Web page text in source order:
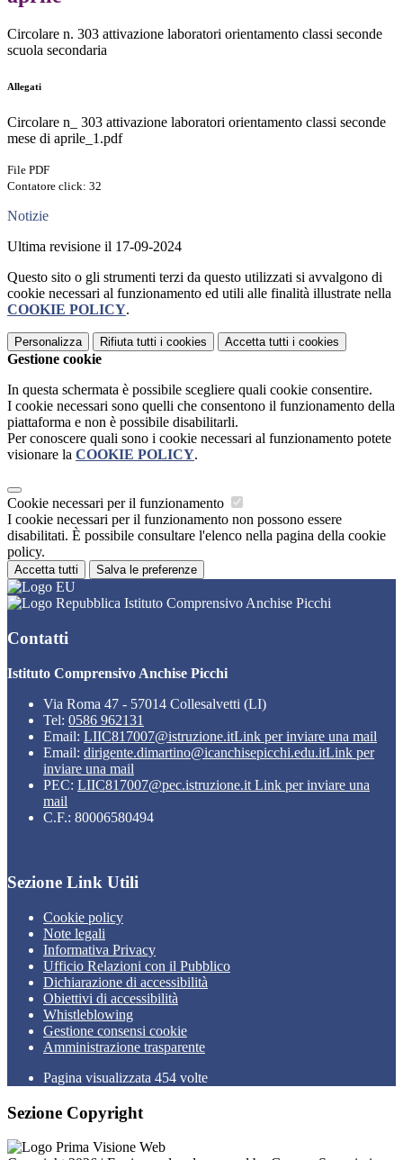
Circolare n. 303 attivazione laboratori orientamento classi seconde
scuola secondaria
Allegati
Circolare n_ 303 attivazione laboratori orientamento classi seconde
mese di aprile_1.pdf
File PDF
Contatore click: 32
Notizie
Ultima revisione il 17-09-2024
Questo sito o gli strumenti terzi da questo utilizzati si avvalgono di
cookie necessari al funzionamento ed utili alle finalità illustrate nella
COOKIE POLICY.
Personalizza Rifiuta tutti i cookies Accetta tutti i cookies
Gestione cookie
In questa schermata è possibile scegliere quali cookie consentire.
I cookie necessari sono quelli che consentono il funzionamento della
piattaforma e non è possibile disabilitarli.
Per conoscere quali sono i cookie necessari al funzionamento potete
visionare la COOKIE POLICY.
Cookie necessari per il funzionamento
I cookie necessari per il funzionamento non possono essere
disabilitati. È possibile consultare l'elenco nella pagina della cookie
policy.
Accetta tutti Salva le preferenze
Istituto Comprensivo Anchise Picchi
Contatti
Istituto Comprensivo Anchise Picchi
Via Roma 47 - 57014 Collesalvetti (LI)
Tel: 0586 962131
Email: LIIC817007@istruzione.itLink per inviare una mail
Email: dirigente.dimartino@icanchisepicchi.edu.itLink per
inviare una mail
PEC: LIIC817007@pec.istruzione.it Link per inviare una
mail
C.F.: 80006580494
Sezione Link Utili
Cookie policy
Note legali
Informativa Privacy
Ufficio Relazioni con il Pubblico
Dichiarazione di accessibilità
Obiettivi di accessibilità
Whistleblowing
Gestione consensi cookie
Amministrazione trasparente
Pagina visualizzata 454 volte
Sezione Copyright